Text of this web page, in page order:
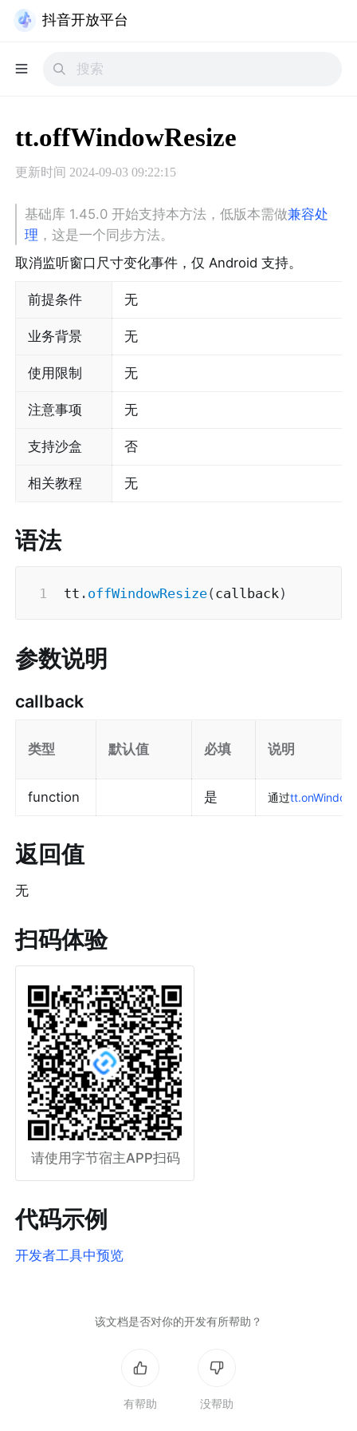
抖音开放平台
tt.offWindowResize
更新时间 2024-09-03 09:22:15
基础库 1.45.0 开始支持本方法，低版本需做兼容处
理 ，这是一个同步方法。
取消监听窗口尺寸变化事件，仅 Android 支持。
前提条件 无
业务背景 无
使用限制 无
注意事项 无
支持沙盒 否
相关教程 无
语法
tt . offWindowResize( callback )
参数说明
callback
类型 默认值 必填 说明
function 是 通过
返回值
无
扫码体验
请使用字节宿主APP扫码
代码示例
开发者工具中预览
该文档是否对你的开发有所帮助？
有帮助 没帮助